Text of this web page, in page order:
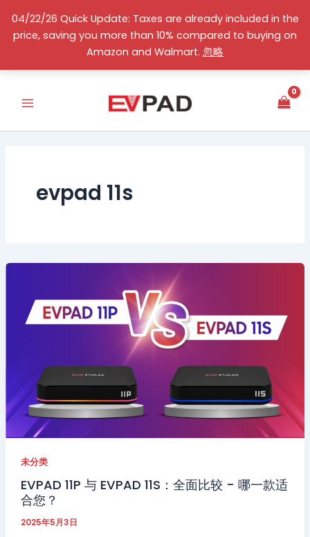
04/22/26 Quick Update: Taxes are already included in the
price, saving you more than 10% compared to buying on
Amazon and Walmart. 忽略
简体中文
evpad 11s
未分类
EVPAD 11P 与 EVPAD 11S：全面比较 - 哪一款适
合您？
2025年5月3日